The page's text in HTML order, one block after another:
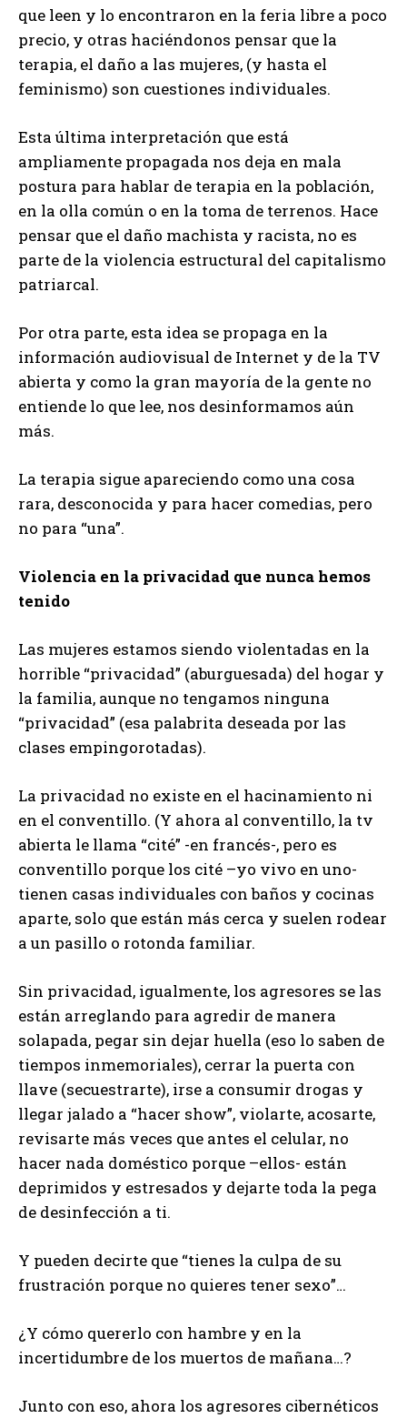
que leen y lo encontraron en la feria libre a poco
precio, y otras haciéndonos pensar que la
terapia, el daño a las mujeres, (y hasta el
feminismo) son cuestiones individuales.
Esta última interpretación que está
ampliamente propagada nos deja en mala
postura para hablar de terapia en la población,
en la olla común o en la toma de terrenos. Hace
pensar que el daño machista y racista, no es
parte de la violencia estructural del capitalismo
patriarcal.
Por otra parte, esta idea se propaga en la
información audiovisual de Internet y de la TV
abierta y como la gran mayoría de la gente no
entiende lo que lee, nos desinformamos aún
más.
La terapia sigue apareciendo como una cosa
rara, desconocida y para hacer comedias, pero
no para “una”.
Violencia en la privacidad que nunca hemos
tenido
Las mujeres estamos siendo violentadas en la
horrible “privacidad” (aburguesada) del hogar y
la familia, aunque no tengamos ninguna
“privacidad” (esa palabrita deseada por las
clases empingorotadas).
La privacidad no existe en el hacinamiento ni
en el conventillo. (Y ahora al conventillo, la tv
abierta le llama “cité” -en francés-, pero es
conventillo porque los cité –yo vivo en uno-
tienen casas individuales con baños y cocinas
aparte, solo que están más cerca y suelen rodear
a un pasillo o rotonda familiar.
Sin privacidad, igualmente, los agresores se las
están arreglando para agredir de manera
solapada, pegar sin dejar huella (eso lo saben de
tiempos inmemoriales), cerrar la puerta con
llave (secuestrarte), irse a consumir drogas y
llegar jalado a “hacer show”, violarte, acosarte,
revisarte más veces que antes el celular, no
hacer nada doméstico porque –ellos- están
deprimidos y estresados y dejarte toda la pega
de desinfección a ti.
Y pueden decirte que “tienes la culpa de su
frustración porque no quieres tener sexo”…
¿Y cómo quererlo con hambre y en la
incertidumbre de los muertos de mañana…?
Junto con eso, ahora los agresores cibernéticos